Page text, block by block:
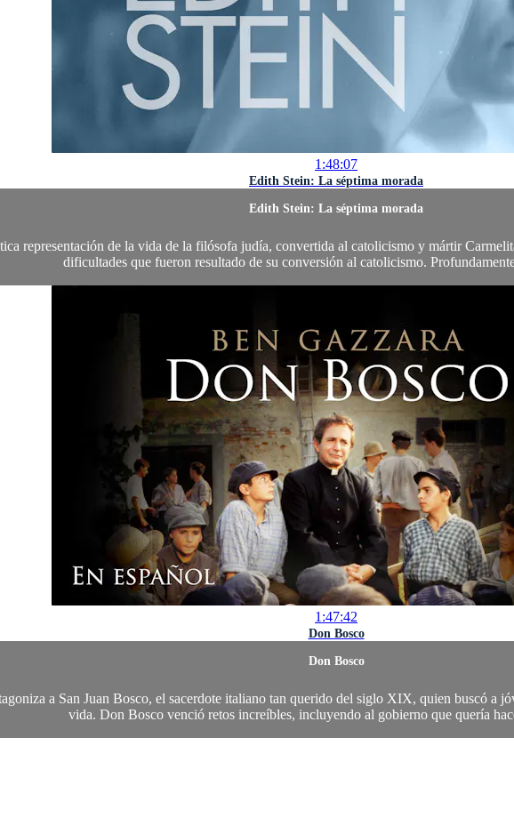
1:48:07
Edith Stein: La séptima morada
Edith Stein: La séptima morada
representación de la vida de la filósofa judía, convertida al catolicismo y mártir
dificultades que fueron resultado de su conversión al catolicismo.
1:47:42
Don Bosco
Don Bosco
a San Juan Bosco, el sacerdote italiano tan querido del siglo XIX, quien buscó a
vida. Don Bosco venció retos increíbles, incluyendo al gobierno que quería